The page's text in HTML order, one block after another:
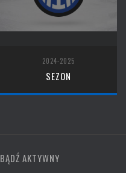
2024-2025
SEZON
BĄDŹ AKTYWNY